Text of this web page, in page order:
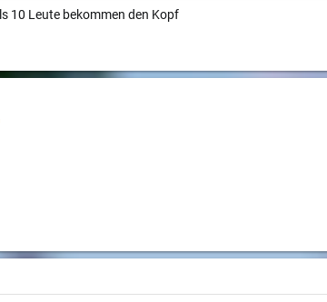
10 Leute bekommen den Kopf